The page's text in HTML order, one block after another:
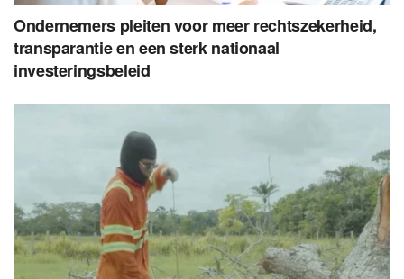
Ondernemers pleiten voor meer rechtszekerheid,
transparantie en een sterk nationaal
investeringsbeleid